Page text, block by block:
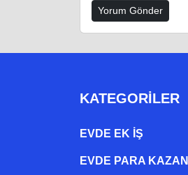
KATEGORILER
EVDE EK IŞ
EVDE PARA KAZAN